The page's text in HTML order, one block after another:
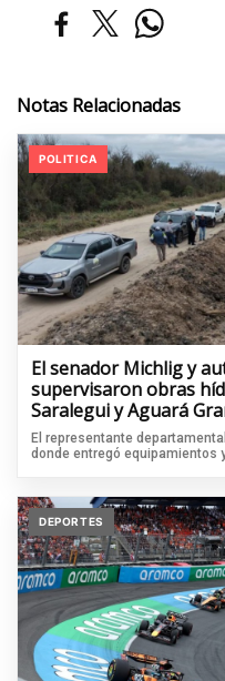
Notas Relacionadas
POLITICA
El senador Michlig y
supervisaron obras
Saralegui y Aguará
El representante
donde entregó equipamientos
DEPORTES